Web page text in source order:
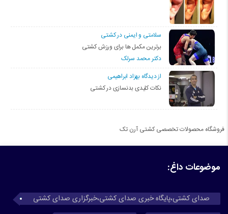
سلامتی و ایمنی در کشتی
برترین مکمل ها برای ورزش کشتی
دکتر محمد سرلک
از دیدگاه بهزاد ابراهیمی
نکات کلیدی بدنسازی در کشتی
فروشگاه محصولات تخصصی کشتی آرن تک
موضوعات داغ:
صدای کشتی،پایگاه خبری صدای کشتی،خبرگزاری صدای کشتی